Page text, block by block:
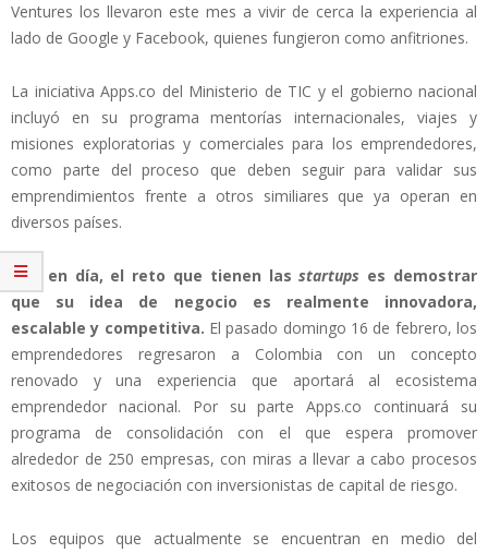
Ventures los llevaron este mes a vivir de cerca la experiencia al
lado de Google y Facebook, quienes fungieron como anfitriones.
La iniciativa Apps.co del Ministerio de TIC y el gobierno nacional
incluyó en su programa mentorías internacionales, viajes y
misiones exploratorias y comerciales para los emprendedores,
como parte del proceso que deben seguir para validar sus
emprendimientos frente a otros similiares que ya operan en
diversos países.
Hoy en día, el reto que tienen lasstartups es demostrar
que su idea de negocio es realmente innovadora,
escalable y competitiva. El pasado domingo 16 de febrero, los
emprendedores regresaron a Colombia con un concepto
renovado y una experiencia que aportará al ecosistema
emprendedor nacional. Por su parte Apps.co continuará su
programa de consolidación con el que espera promover
alrededor de 250 empresas, con miras a llevar a cabo procesos
exitosos de negociación con inversionistas de capital de riesgo.
Los equipos que actualmente se encuentran en medio del